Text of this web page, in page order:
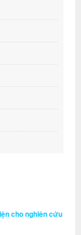
cho nghiên cứu